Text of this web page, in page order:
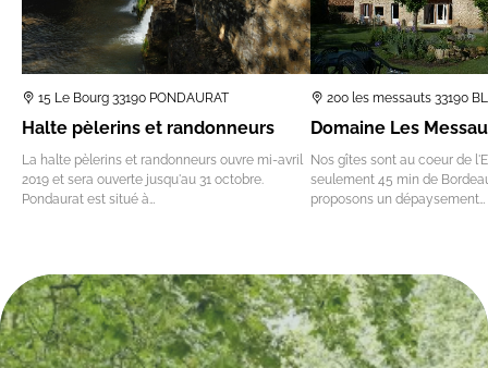
15 Le Bourg 33190 PONDAURAT
Halte pèlerins et randonneurs
La halte pèlerins et randonneurs ouvre mi-avril
2019 et sera ouverte jusqu'au 31 octobre.
Pondaurat est situé à…
200 les messauts 33190
Domaine Les
Nos gîtes sont au coeur de
seulement 45 min de
proposons un dépaysement…